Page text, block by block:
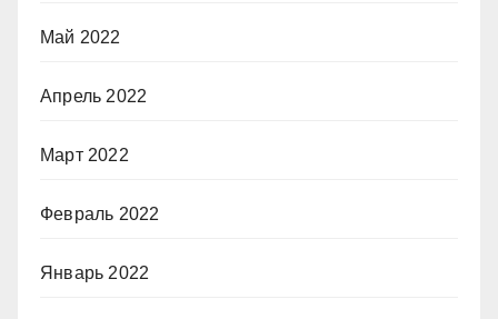
Май 2022
Апрель 2022
Март 2022
Февраль 2022
Январь 2022